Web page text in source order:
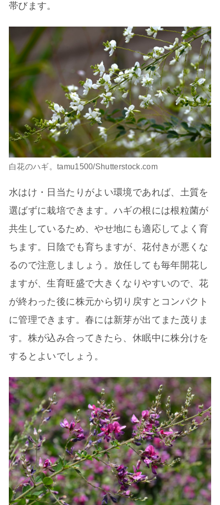
帯びます。
白花のハギ。tamu1500/Shutterstock.com
水はけ・日当たりがよい環境であれば、土質を
選ばずに栽培できます。ハギの根には根粒菌が
共生しているため、やせ地にも適応してよく育
ちます。日陰でも育ちますが、花付きが悪くな
るので注意しましょう。放任しても毎年開花し
ますが、生育旺盛で大きくなりやすいので、花
が終わった後に株元から切り戻すとコンパクト
に管理できます。春には新芽が出てまた茂りま
す。株が込み合ってきたら、休眠中に株分けを
するとよいでしょう。